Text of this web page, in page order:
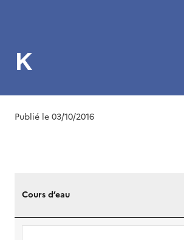
K
Publié le 03/10/2016
Cours d’eau